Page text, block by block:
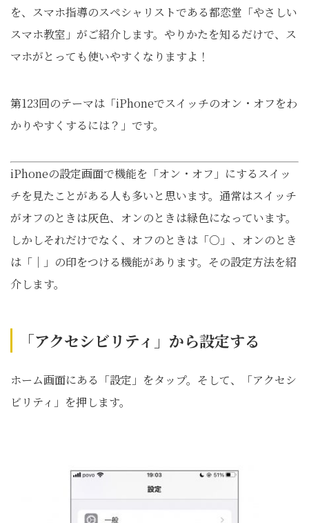
を、スマホ指導のスペシャリストである都恋堂「やさしい
スマホ教室」がご紹介します。やりかたを知るだけで、ス
マホがとっても使いやすくなりますよ！
第123回のテーマは「iPhoneでスイッチのオン・オフをわ
かりやすくするには？」です。
iPhoneの設定画面で機能を「オン・オフ」にするスイッ
チを見たことがある人も多いと思います。通常はスイッチ
がオフのときは灰色、オンのときは緑色になっています。
しかしそれだけでなく、オフのときは「○」、オンのとき
は「│」の印をつける機能があります。その設定方法を紹
介します。
「アクセシビリティ」から設定する
ホーム画面にある「設定」をタップ。そして、「アクセシ
ビリティ」を押します。